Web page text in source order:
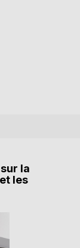
la
les